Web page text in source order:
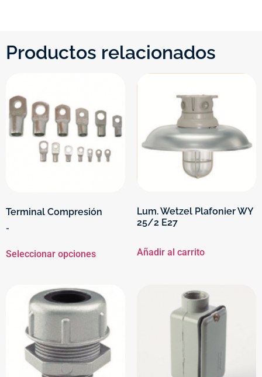
Productos relacionados
Terminal Compresión
-
Seleccionar opciones
Lum. Wetzel Plafonier WY
25/2 E27
Añadir al carrito